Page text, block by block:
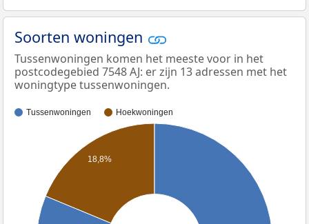
Soorten woningen
Tussenwoningen komen het meeste voor in het
postcodegebied 7548 AJ: er zijn 13 adressen met het
woningtype tussenwoningen.
Tussenwoningen Hoekwoningen
18,8%